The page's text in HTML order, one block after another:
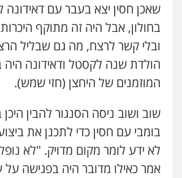
שאכן חסין יצא בעבר עם דאידונה
בחולון, אבל היה זה מתוקף
ובלי קשר לרצח, מה גם שבליל
הולדת שנה לקסטל ודאידונה
המוזמנים של היחצן (חזי שמש).
שוב ושוב ניסה הסנגור להבין
בומבי עם חסין כדי לתכנן את
לא ידע לומר מקום מדויק. "לא
אמר כאילו מדובר היה בפגישה על